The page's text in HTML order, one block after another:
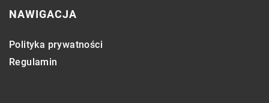
NAWIGACJA
Polityka prywatności
Regulamin